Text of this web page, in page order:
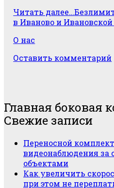
Читать далее…
в Иваново и Ивановской
О нас
Оставить комментарий
Главная боковая
Свежие записи
Переносной
видеонаблюдения за
объектами
Как увеличить
при этом не